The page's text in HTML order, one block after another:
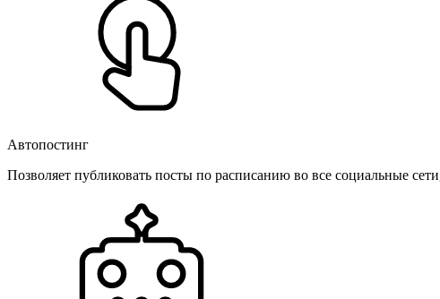
Автопостинг
Позволяет публиковать посты по расписанию во все социальные